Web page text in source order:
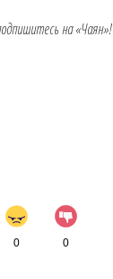
на «Чаян»!
0 0